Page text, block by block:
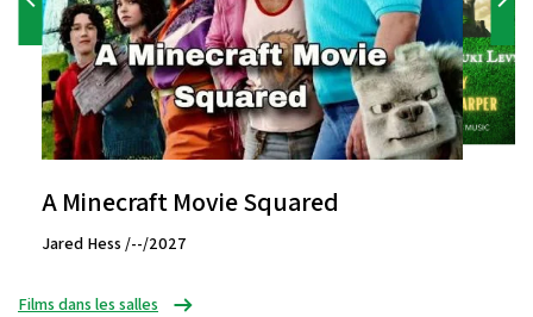
A Minecraft Movie Squared
Jared Hess /--/2027
Films dans les salles